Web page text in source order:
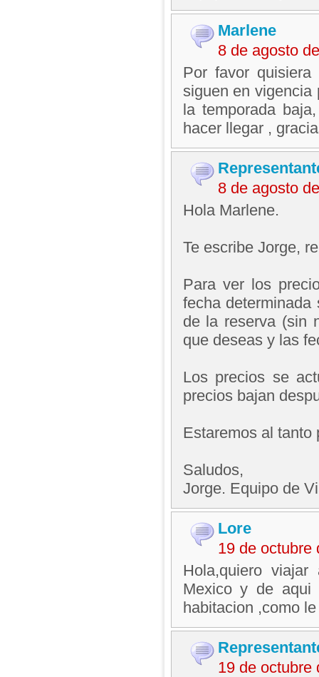
Marlene
8 de agosto
Por favor
siguen en vigencia
la temporada
hacer llegar ,
8 de agosto
Hola Marlene.
Te escribe Jorge,
Para ver los
fecha
de la reserva (sin
que deseas y las
Los precios se
precios bajan
Estaremos al tanto
Saludos,
Jorge. Equipo de
Lore
19 de octubre
Hola,quiero
Mexico y de aqui
habitacion ,como
19 de octubre